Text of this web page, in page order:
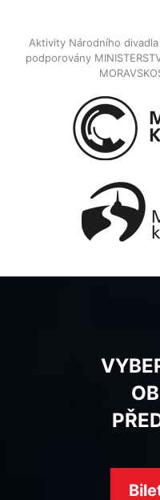
Aktivity Národního
podporovány